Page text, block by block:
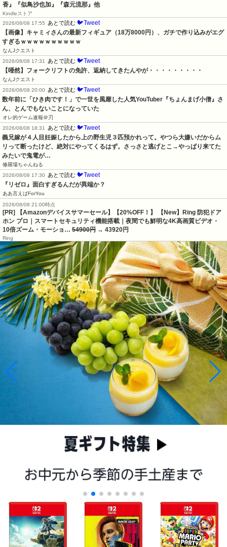
香』『似鳥沙也加』『森元流那』他
Kindleストア
2026/08/08 17:55
あとで読む 🐦Tweet
【画像】キャミィさんの最新フィギュア（18万8000円）、ガチで作り込みがエグ
すぎるｗｗｗｗｗｗｗｗｗｗ
なんJクエスト
2026/08/08 17:31
あとで読む 🐦Tweet
【唖然】フォークリフトの免許、返納してきたんやが・・・・・・・・・
なんJクエスト
2026/08/08 20:00
あとで読む 🐦Tweet
数年前に「ひき肉です！」で一世を風靡した人気YouTuber『ちょんまげ小僧』さ
ん、とんでもないことになっていた
オレ的ゲーム速報＠刃
2026/08/08 18:31
あとで読む 🐦Tweet
義兄嫁が４人目妊娠したから上の野生児３匹預かれって。やつら大嫌いだからム
リって断ったけど、絶対にやってくるはず。さっさと逃げとこ→やっぱり来てた
みたいで鬼電が…
修羅場ちゃんねる
2026/08/08 17:30
あとで読む 🐦Tweet
『リゼロ』面白すぎるんだが異端か？
ああ言えばForYou
2026/08/08 21:00時点
[PR] 【Amazonデバイスサマーセール】【20%OFF！】 【New】Ring 防犯ドア
ホン プロ｜スマートセキュリティ機能搭載｜夜間でも鮮明な4K高画質ビデオ・
10倍ズーム・モーショ… 54900円 → 43920円
Ring